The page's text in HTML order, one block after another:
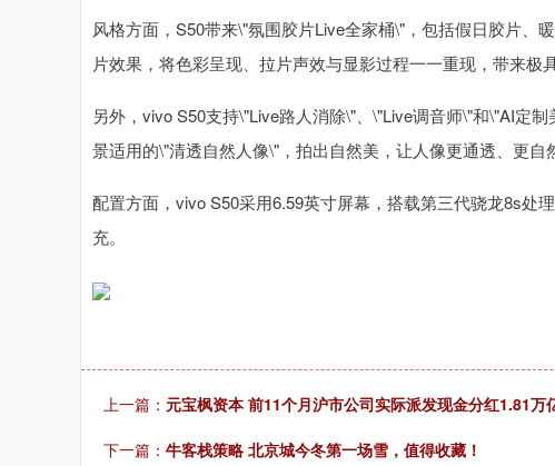
风格方面，S50带来\"氛围胶片Live全家桶\"，包括假日胶片、
片效果，将色彩呈现、拉片声效与显影过程一一重现，带来极
另外，vivo S50支持\"Live路人消除\"、\"Live调音师\"和\"AI定
景适用的\"清透自然人像\"，拍出自然美，让人像更通透、更自
配置方面，vivo S50采用6.59英寸屏幕，搭载第三代骁龙8s处
充。
上一篇： 元宝枫资本 前11个月沪市公司实际派发现金分红1.81万
下一篇： 牛客栈策略 北京城今冬第一场雪，值得收藏！